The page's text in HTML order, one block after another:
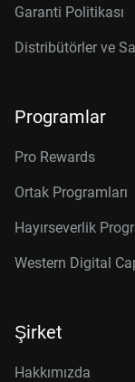
Garanti Politikası
Distribütörler ve
Programlar
Pro Rewards
Ortak Programları
Hayırseverlik
Western Digital
Şirket
Hakkımızda